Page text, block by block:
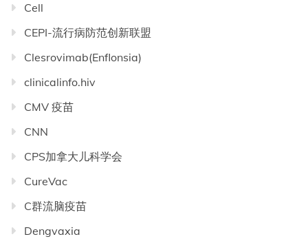
Cell
CEPI-流行病防范创新联盟
Clesrovimab(Enflonsia)
clinicalinfo.hiv
CMV 疫苗
CNN
CPS加拿大儿科学会
CureVac
C群流脑疫苗
Dengvaxia